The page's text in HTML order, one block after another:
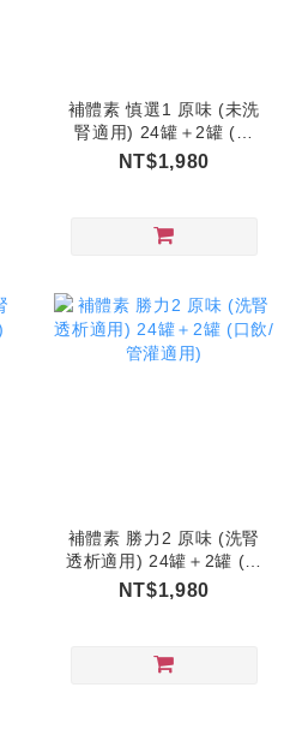
補體素 慎選1 原味 (未洗
腎適用) 24罐＋2罐 (口
飲/管灌適用)
NT$1,980
補體素 勝力2 原味 (洗腎
透析適用) 24罐＋2罐 (口
飲/管灌適用)
NT$1,980